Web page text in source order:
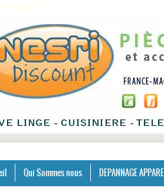
août 2026
Qui Sommes nous DEPANNAGE